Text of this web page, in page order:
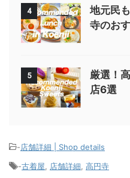
4
地元民
寺のお
5
厳選！
店6選
-店舗詳細 | Shop details
-古着屋 店舗詳細 高円寺